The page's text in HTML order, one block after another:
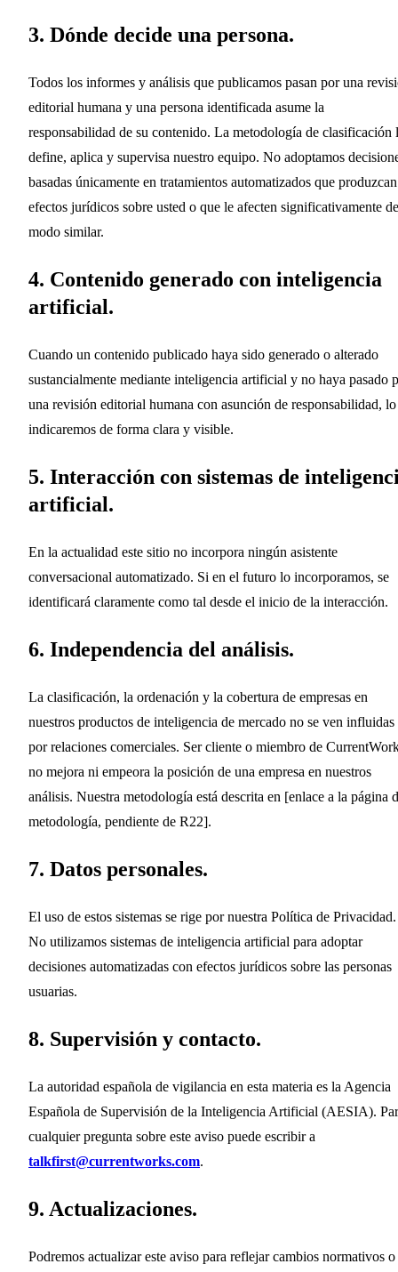
3. Dónde decide una persona.
Todos los informes y análisis que publicamos pasan por una
editorial humana y una persona identificada asume la
responsabilidad de su contenido. La metodología de clasificación
define, aplica y supervisa nuestro equipo. No adoptamos
basadas únicamente en tratamientos automatizados que produzcan
efectos jurídicos sobre usted o que le afecten significativamente de
modo similar.
4. Contenido generado con inteligencia
artificial.
Cuando un contenido publicado haya sido generado o alterado
sustancialmente mediante inteligencia artificial y no haya pasado
una revisión editorial humana con asunción de responsabilidad, lo
indicaremos de forma clara y visible.
5. Interacción con sistemas de
artificial.
En la actualidad este sitio no incorpora ningún asistente
conversacional automatizado. Si en el futuro lo incorporamos, se
identificará claramente como tal desde el inicio de la interacción.
6. Independencia del análisis.
La clasificación, la ordenación y la cobertura de empresas en
nuestros productos de inteligencia de mercado no se ven influidas
por relaciones comerciales. Ser cliente o miembro de
no mejora ni empeora la posición de una empresa en nuestros
análisis. Nuestra metodología está descrita en [enlace a la página
metodología, pendiente de R22].
7. Datos personales.
El uso de estos sistemas se rige por nuestra Política de Privacidad.
No utilizamos sistemas de inteligencia artificial para adoptar
decisiones automatizadas con efectos jurídicos sobre las personas
usuarias.
8. Supervisión y contacto.
La autoridad española de vigilancia en esta materia es la Agencia
Española de Supervisión de la Inteligencia Artificial (AESIA).
cualquier pregunta sobre este aviso puede escribir a
talkfirst@currentworks.com.
9. Actualizaciones.
Podremos actualizar este aviso para reflejar cambios normativos o